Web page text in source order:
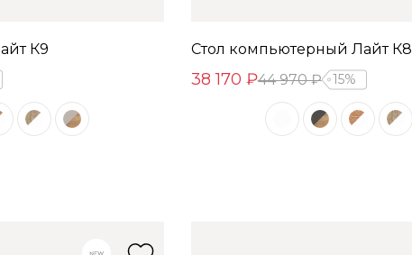
К9 Стол компьютерный Лайт К8
38 170 ₽44 970 ₽ 15%